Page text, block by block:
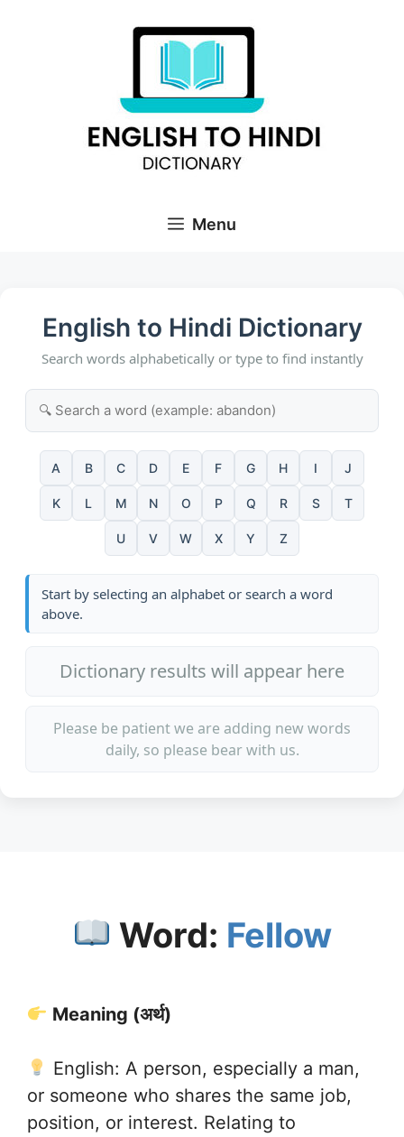
Menu
English to Hindi Dictionary
Search words alphabetically or type to find instantly
A B C D E F G H I J
K L M N O P Q R S T
U V W X Y Z
Start by selecting an alphabet or search a word
above.
Dictionary results will appear here
Please be patient we are adding new words
daily, so please bear with us.
Word: Fellow
Meaning (अर्थ)
English: A person, especially a man,
or someone who shares the same job,
position, or interest. Relating to